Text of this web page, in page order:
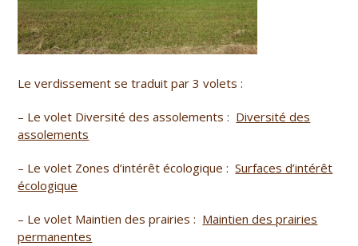
Le verdissement se traduit par 3 volets :
– Le volet Diversité des assolements : Diversité des
assolements
– Le volet Zones d’intérêt écologique :Surfaces d’intérêt
écologique
– Le volet Maintien des prairies : Maintien des prairies
permanentes